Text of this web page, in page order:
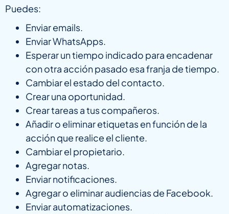
Puedes:
Enviar emails.
Enviar WhatsApps.
Esperar un tiempo indicado para encadenar
con otra acción pasado esa franja de tiempo.
Cambiar el estado del contacto.
Crear una oportunidad.
Crear tareas a tus compañeros.
Añadir o eliminar etiquetas en función de la
acción que realice el cliente.
Cambiar el propietario.
Agregar notas.
Enviar notificaciones.
Agregar o eliminar audiencias de Facebook.
Enviar automatizaciones.